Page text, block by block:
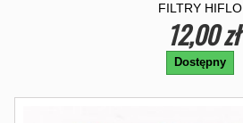
FILTRY HIFLO
12,00 zł
Dostępny